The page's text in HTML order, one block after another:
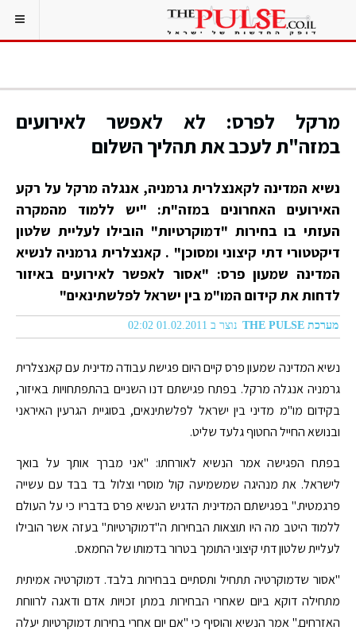
מרקל לפרס: לא לאפשר לאירועים
במזה"ת לעכב את תהליך השלום
נשיא המדינה לקאנצלרית גרמניה, אנגלה מרקל על רקע
האירועים האחרונים במזה"ת: "יש ללמוד מהמקרה
העזתי בו בחירות "דמוקרטיות" הובילו לעליית שלטון
דיקטטורי דתי קיצוני ומסוכן" . קאנצלרית גרמניה לנשיא
המדינה שמעון פרס: "אסור לאפשר לאירועים באיזור
לדחות את קידום המו"מ בין ישראל לפלשתינאים"
מערכת THE PULSE נוצר ב 01.02.2011 02:02
נשיא המדינה שמעון פרס קיים היום פגישת עבודה מדינית עם קאנצלרית
גרמניה אנגלה מרקל. בפתח פגישתם דנו השניים בהתפתחויות באיזור,
בקידום מו"מ מדיני בין ישראל לפלשתינאים, בסוגיית הגרעין האיראני
ובנושא החייל החטוף גלעד שליט.
בפתח הפגישה אמר הנשיא לאורחתו: "אני מברך אותך על בואך
לישראל. את מנהיגה שמשמיעה קול מוסרי וצלול בד בבד עם עשייה
פרגמטית." בפגישתם המדינית הדגיש הנשיא פרס בדבריו כי על העולם
ללמוד היטב מה היו תוצאות הבחירות ה"דמוקרטיות" בעזה אשר הובילו
לעליית שלטון דתי קיצוני התומך בטרור בדמותו של החמאס.
"אסור שדמוקרטיה תתחיל ותסתיים בבחירות בלבד. דמוקרטיה אמיתית
מתחילה דוקא ביום שאחרי הבחירות במתן זכויות אדם ודאגה לרווחת
האזרחים." אמר הנשיא והוסיף כי "אם יום אחרי בחירות דמוקרטיות יעלה